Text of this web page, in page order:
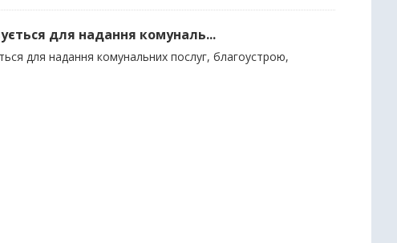
для надання комуналь...
для надання комунальних послуг, благоустрою,